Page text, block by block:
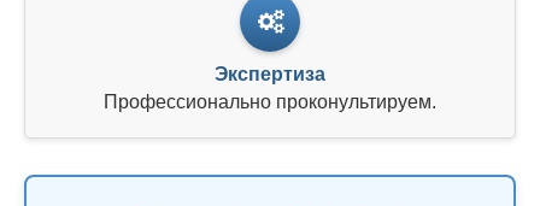
Экспертиза
Профессионально проконультируем.